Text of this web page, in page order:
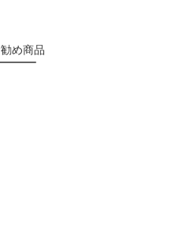
め商品